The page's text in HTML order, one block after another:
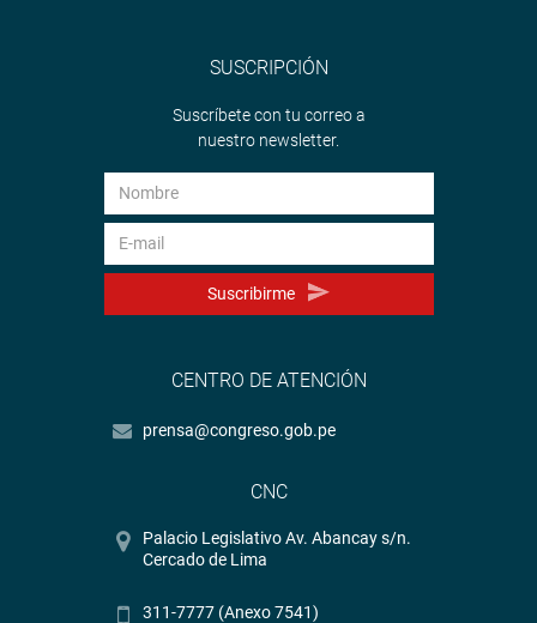
SUSCRIPCIÓN
Suscríbete con tu correo a
nuestro newsletter.
Suscribirme
CENTRO DE ATENCIÓN
prensa@congreso.gob.pe
CNC
Palacio Legislativo Av. Abancay s/n.
Cercado de Lima
311-7777 (Anexo 7541)